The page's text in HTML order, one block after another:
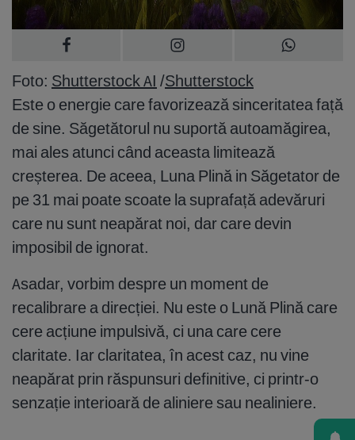
Foto: Shutterstock AI /Shutterstock
Este o energie care favorizează sinceritatea față
de sine. Săgetătorul nu suportă autoamăgirea,
mai ales atunci când aceasta limitează
creșterea. De aceea, Luna Plină in Săgetator de
pe 31 mai poate scoate la suprafață adevăruri
care nu sunt neapărat noi, dar care devin
imposibil de ignorat.
Asadar, vorbim despre un moment de
recalibrare a direcției. Nu este o Lună Plină care
cere acțiune impulsivă, ci una care cere
claritate. Iar claritatea, în acest caz, nu vine
neapărat prin răspunsuri definitive, ci printr-o
senzație interioară de aliniere sau nealiniere.